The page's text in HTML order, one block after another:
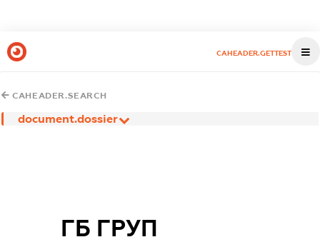
CAHEADER.GETTEST
CAHEADER.SEARCH
document.dossier
ГБ ГРУП